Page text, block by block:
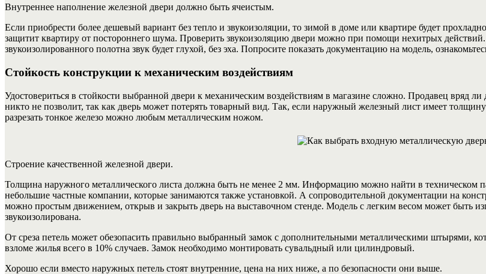
Внутреннее наполнение железной двери должно быть ячеистым.
Если приобрести более дешевый вариант без тепло и звукоизоляции, то зимой в доме или квартире будет
защитит квартиру от постороннего шума. Проверить звукоизоляцию двери можно при помощи нехитрых
звукоизолированного полотна звук будет глухой, без эха. Попросите показать документацию на модель,
Стойкость конструкции к механическим воздействиям
Удостовериться в стойкости выбранной двери к механическим воздействиям в магазине сложно. Продавец вряд
никто не позволит, так как дверь может потерять товарный вид. Так, если наружный железный лист имеет
разрезать тонкое железо можно любым металлическим ножом.
Строение качественной железной двери.
Толщина наружного металлического листа должна быть не менее 2 мм. Информацию можно найти в техническом
небольшие частные компании, которые занимаются также установкой. А сопроводительной документации на
можно простым движением, открыв и закрыть дверь на выставочном стенде. Модель с легким весом может быть
звукоизолирована.
От среза петель может обезопасить правильно выбранный замок с дополнительными металлическими штырями,
взломе жилья всего в 10% случаев. Замок необходимо монтировать сувальдный или цилиндровый.
Хорошо если вместо наружных петель стоят внутренние, цена на них ниже, а по безопасности они выше.